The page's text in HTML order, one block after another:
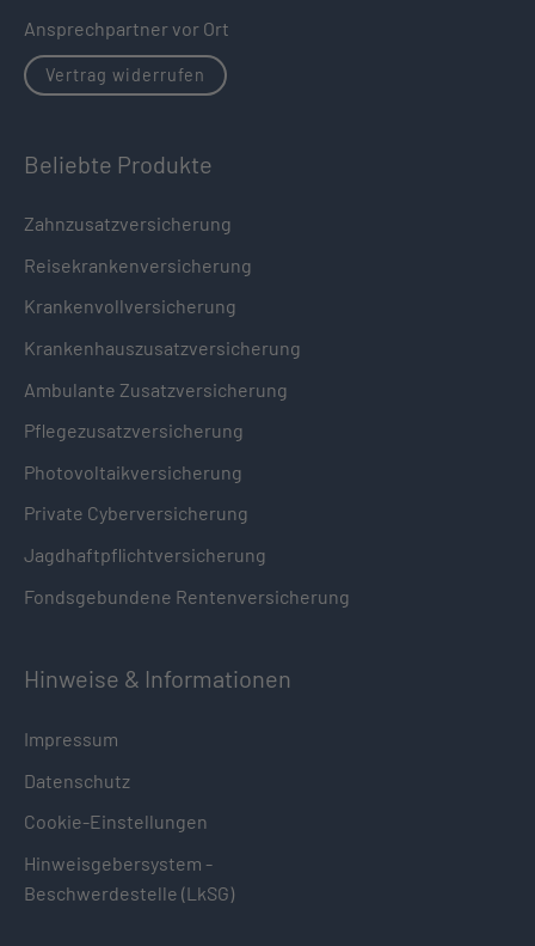
Ansprechpartner vor Ort
Vertrag widerrufen
Beliebte Produkte
Zahnzusatzversicherung
Reisekrankenversicherung
Krankenvollversicherung
Krankenhauszusatzversicherung
Ambulante Zusatzversicherung
Pflegezusatzversicherung
Photovoltaikversicherung
Private Cyberversicherung
Jagdhaftpflichtversicherung
Fondsgebundene Rentenversicherung
Hinweise & Informationen
Impressum
Datenschutz
Cookie-Einstellungen
Hinweisgebersystem -
Beschwerdestelle (LkSG)